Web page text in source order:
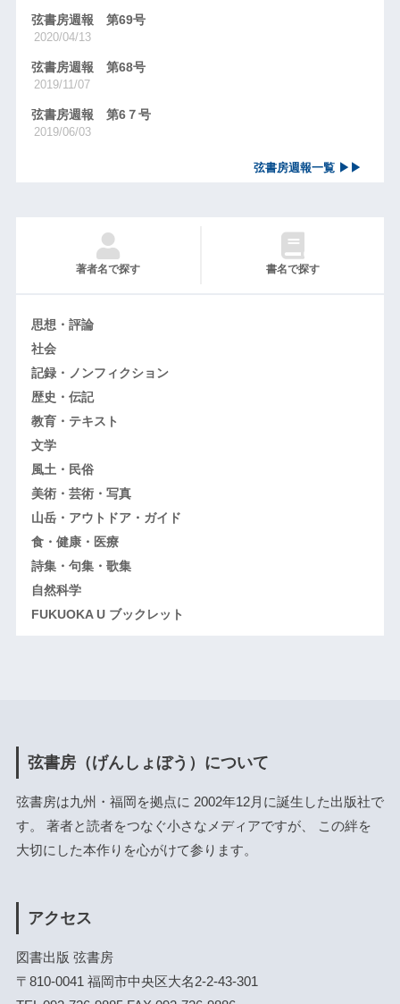
弦書房週報 第69号
2020/04/13
弦書房週報 第68号
2019/11/07
弦書房週報 第6７号
2019/06/03
弦書房週報一覧 ▶▶
著者名で探す 書名で探す
思想・評論
社会
記録・ノンフィクション
歴史・伝記
教育・テキスト
文学
風土・民俗
美術・芸術・写真
山岳・アウトドア・ガイド
食・健康・医療
詩集・句集・歌集
自然科学
FUKUOKA U ブックレット
弦書房（げんしょぼう）について
弦書房は九州・福岡を拠点に 2002年12月に誕生した出版社で
す。 著者と読者をつなぐ小さなメディアですが、 この絆を
大切にした本作りを心がけて参ります。
アクセス
図書出版 弦書房
〒810-0041 福岡市中央区大名2-2-43-301